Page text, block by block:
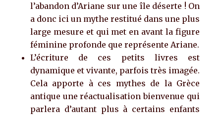
l’abandon d’Ariane sur une île déserte ! On
a donc ici un mythe restitué dans une plus
large mesure et qui met en avant la figure
féminine profonde que représente Ariane.
L’écriture de ces petits livres est
dynamique et vivante, parfois très imagée.
Cela apporte à ces mythes de la Grèce
antique une réactualisation bienvenue qui
parlera d’autant plus à certains enfants